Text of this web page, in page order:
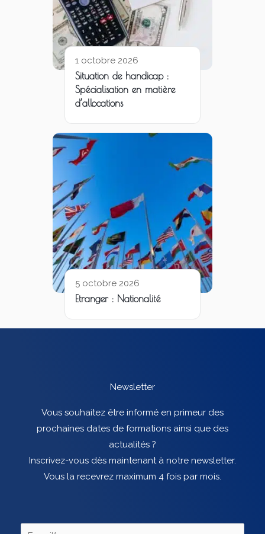
1 octobre 2026
Situation de handicap :
Spécialisation en matière
d’allocations
5 octobre 2026
Etranger : Nationalité
Newsletter
Vous souhaitez être informé en primeur des
prochaines dates de formations ainsi que des
actualités ?
Inscrivez-vous dès maintenant à notre newsletter.
Vous la recevrez maximum 4 fois par mois.